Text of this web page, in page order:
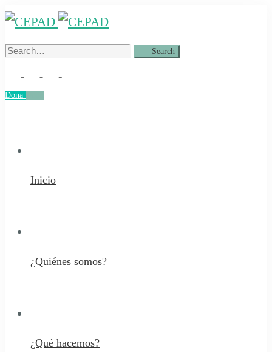
Search
Search
Dona
Inicio
¿Quiénes somos?
¿Qué hacemos?